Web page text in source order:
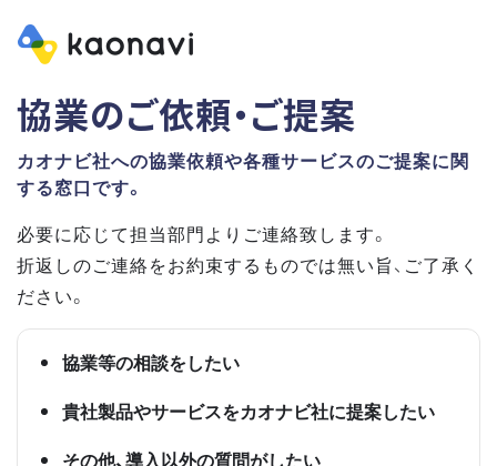
協業のご依頼・ご提案
カオナビ社への協業依頼や各種サービスのご提案に関
する窓口です。
必要に応じて担当部門よりご連絡致します。
折返しのご連絡をお約束するものでは無い旨、ご了承く
ださい。
協業等の相談をしたい
貴社製品やサービスをカオナビ社に提案したい
その他、導入以外の質問がしたい